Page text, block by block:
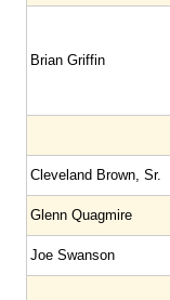
Brian Griffin
Cleveland Brown, Sr.
Glenn Quagmire
Joe Swanson